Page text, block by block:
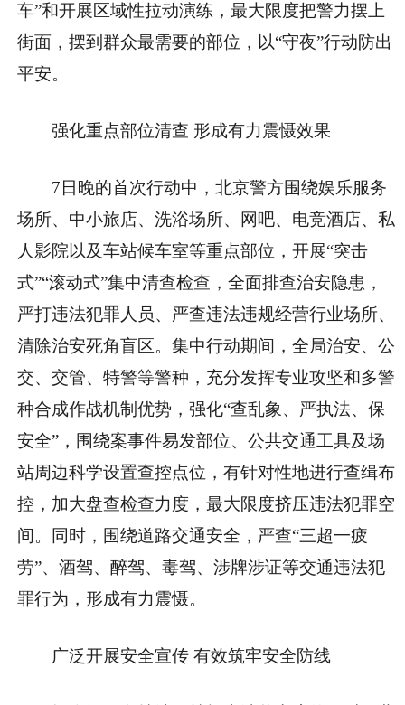
车”和开展区域性拉动演练，最大限度把警力摆上
街面，摆到群众最需要的部位，以“守夜”行动防出
平安。
强化重点部位清查 形成有力震慑效果
7日晚的首次行动中，北京警方围绕娱乐服务
场所、中小旅店、洗浴场所、网吧、电竞酒店、私
人影院以及车站候车室等重点部位，开展“突击
式”“滚动式”集中清查检查，全面排查治安隐患，
严打违法犯罪人员、严查违法违规经营行业场所、
清除治安死角盲区。集中行动期间，全局治安、公
交、交管、特警等警种，充分发挥专业攻坚和多警
种合成作战机制优势，强化“查乱象、严执法、保
安全”，围绕案事件易发部位、公共交通工具及场
站周边科学设置查控点位，有针对性地进行查缉布
控，加大盘查检查力度，最大限度挤压违法犯罪空
间。同时，围绕道路交通安全，严查“三超一疲
劳”、酒驾、醉驾、毒驾、涉牌涉证等交通违法犯
罪行为，形成有力震慑。
广泛开展安全宣传 有效筑牢安全防线